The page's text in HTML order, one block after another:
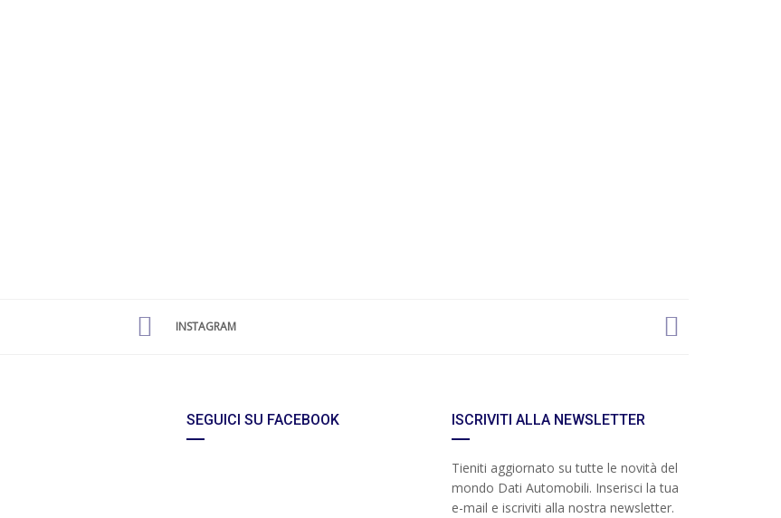
INSTAGRAM
SEGUICI SU FACEBOOK ISCRIVITI ALLA NEWSLETTER
Tieniti aggiornato su tutte le novità del
mondo Dati Automobili. Inserisci la tua
e-mail e iscriviti alla nostra newsletter.